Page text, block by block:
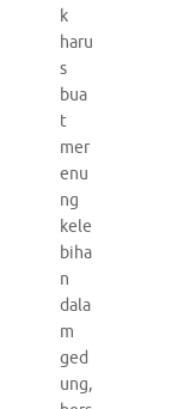
k
haru
s
bua
t
mer
enu
ng
kele
biha
n
dala
m
ged
ung,